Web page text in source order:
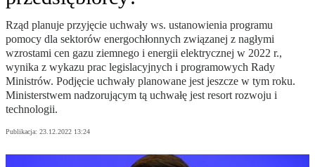
Rząd planuje przyjęcie uchwały ws. ustanowienia programu
pomocy dla sektorów energochłonnych związanej z nagłymi
wzrostami cen gazu ziemnego i energii elektrycznej w 2022 r.,
wynika z wykazu prac legislacyjnych i programowych Rady
Ministrów. Podjęcie uchwały planowane jest jeszcze w tym roku.
Ministerstwem nadzorującym tą uchwałę jest resort rozwoju i
technologii.
Publikacja: 23.12.2022 13:24